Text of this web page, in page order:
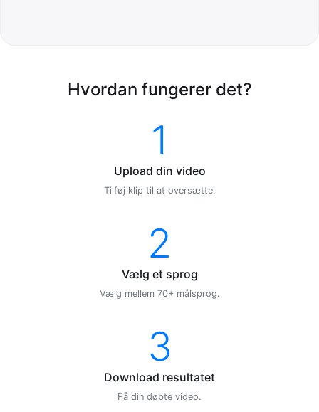
Hvordan fungerer det?
1
Upload din video
Tilføj klip til at oversætte.
2
Vælg et sprog
Vælg mellem 70+ målsprog.
3
Download resultatet
Få din døbte video.